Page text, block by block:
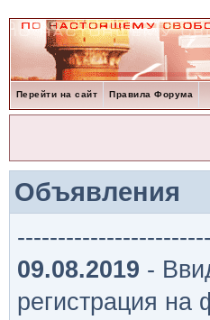
Перейти на сайт Правила Форума
Объявления
09.08.2019 -
регистрация